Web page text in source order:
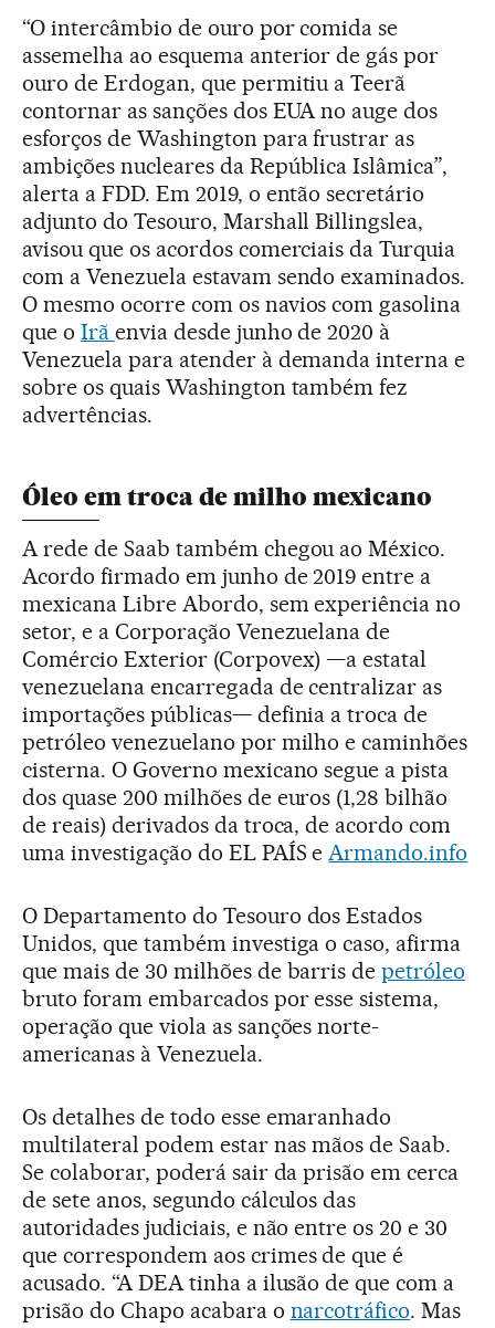
“O intercâmbio de ouro por comida se
assemelha ao esquema anterior de gás por
ouro de Erdogan, que permitiu a Teerã
contornar as sanções dos EUA no auge dos
esforços de Washington para frustrar as
ambições nucleares da República Islâmica”,
alerta a FDD. Em 2019, o então secretário
adjunto do Tesouro, Marshall Billingslea,
avisou que os acordos comerciais da Turquia
com a Venezuela estavam sendo examinados.
O mesmo ocorre com os navios com gasolina
que o Irã envia desde junho de 2020 à
Venezuela para atender à demanda interna e
sobre os quais Washington também fez
advertências.
Óleo em troca de milho mexicano
A rede de Saab também chegou ao México.
Acordo firmado em junho de 2019 entre a
mexicana Libre Abordo, sem experiência no
setor, e a Corporação Venezuelana de
Comércio Exterior (Corpovex) —a estatal
venezuelana encarregada de centralizar as
importações públicas— definia a troca de
petróleo venezuelano por milho e caminhões
cisterna. O Governo mexicano segue a pista
dos quase 200 milhões de euros (1,28 bilhão
de reais) derivados da troca, de acordo com
uma investigação do EL PAÍS eArmando.info
O Departamento do Tesouro dos Estados
Unidos, que também investiga o caso, afirma
que mais de 30 milhões de barris depetróleo
bruto foram embarcados por esse sistema,
operação que viola as sanções norte-
americanas à Venezuela.
Os detalhes de todo esse emaranhado
multilateral podem estar nas mãos de Saab.
Se colaborar, poderá sair da prisão em cerca
de sete anos, segundo cálculos das
autoridades judiciais, e não entre os 20 e 30
que correspondem aos crimes de que é
acusado. “A DEA tinha a ilusão de que com a
prisão do Chapo acabara o narcotráfico. Mas